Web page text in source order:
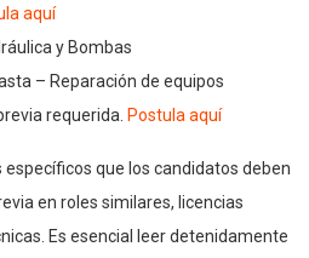
aquí
y Bombas
– Reparación de equipos
requerida. Postula aquí
que los candidatos deben
en roles similares, licencias
Es esencial leer detenidamente